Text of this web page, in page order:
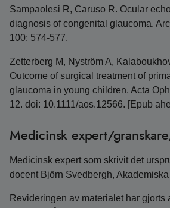
Sampaolesi R, Caruso R. Ocular
diagnosis of congenital glaucoma.
100: 574-577.
Zetterberg M, Nyström A,
Outcome of surgical treatment of
glaucoma in young children. Acta
12. doi: 10.1111/aos.12566. [Epub
Medicinsk expert/
Medicinsk expert som skrivit det
docent Björn Svedbergh,
Revideringen av materialet har gjorts